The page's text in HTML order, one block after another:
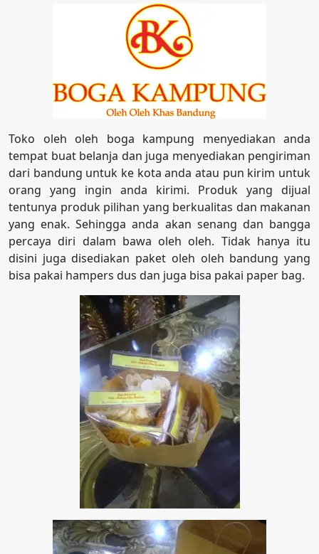
Toko oleh oleh boga kampung menyediakan anda
tempat buat belanja dan juga menyediakan pengiriman
dari bandung untuk ke kota anda atau pun kirim untuk
orang yang ingin anda kirimi. Produk yang dijual
tentunya produk pilihan yang berkualitas dan makanan
yang enak. Sehingga anda akan senang dan bangga
percaya diri dalam bawa oleh oleh. Tidak hanya itu
disini juga disediakan paket oleh oleh bandung yang
bisa pakai hampers dus dan juga bisa pakai paper bag.